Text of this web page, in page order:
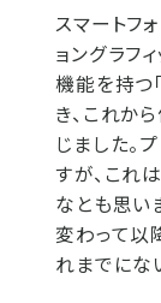
スマートフ
ョングラフ
機能を持つ
き、これか
じました。
すが、これ
なとも思い
変わって以
れまでにな